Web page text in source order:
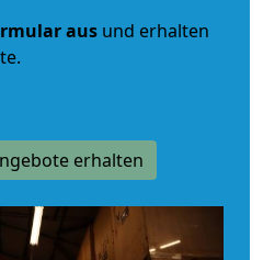
aus und erhalten
erhalten